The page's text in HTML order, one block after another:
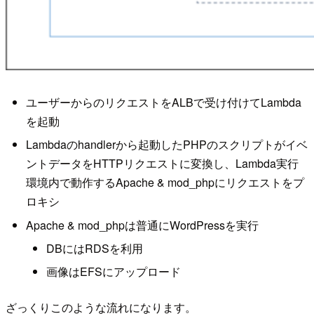
ユーザーからのリクエストをALBで受け付けてLambda
を起動
Lambdaのhandlerから起動したPHPのスクリプトがイベ
ントデータをHTTPリクエストに変換し、Lambda実行
環境内で動作するApache & mod_phpにリクエストをプ
ロキシ
Apache & mod_phpは普通にWordPressを実行
DBにはRDSを利用
画像はEFSにアップロード
ざっくりこのような流れになります。